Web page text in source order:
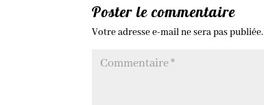
Poster le commentaire
Votre adresse e-mail ne sera pas publiée.